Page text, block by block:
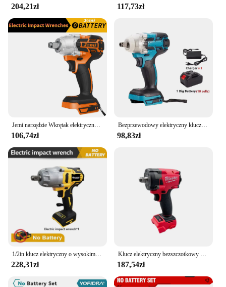
204,21zł 117,73zł
106,74zł
Bezprzewodowy elektryczny klucz udarowy Elektronarzędzie Bezszczotkowy klucz elektryczny Gniazdo wiertarki ręcznej do akumulatora 21 V
98,83zł
228,31zł 187,54zł